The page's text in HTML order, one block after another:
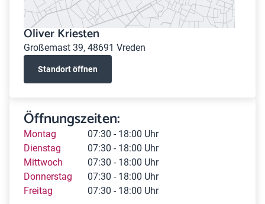
Oliver Kriesten
Großemast 39, 48691 Vreden
Standort öffnen
Öffnungszeiten:
Montag
07:30 - 18:00 Uhr
Dienstag
07:30 - 18:00 Uhr
Mittwoch
07:30 - 18:00 Uhr
Donnerstag
07:30 - 18:00 Uhr
Freitag
07:30 - 18:00 Uhr